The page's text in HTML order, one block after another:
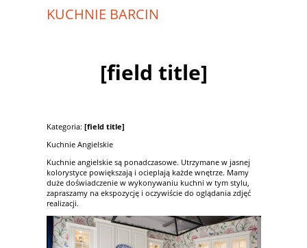
KUCHNIE BARCIN
[field title]
Kategoria: [field title]
Kuchnie Angielskie
Kuchnie angielskie są ponadczasowe. Utrzymane w jasnej
kolorystyce powiększają i ocieplają każde wnętrze. Mamy
duże doświadczenie w wykonywaniu kuchni w tym stylu,
zapraszamy na ekspozycję i oczywiście do oglądania zdjęć
realizacji.